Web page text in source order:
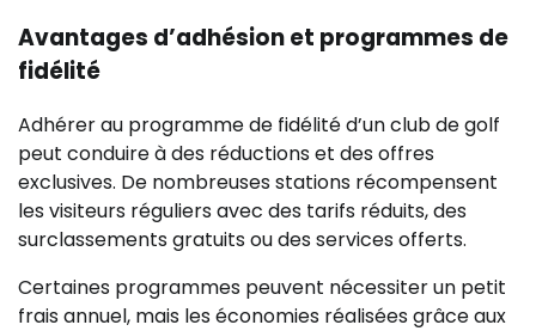
Avantages d’adhésion et programmes de
fidélité
Adhérer au programme de fidélité d’un club de golf
peut conduire à des réductions et des offres
exclusives. De nombreuses stations récompensent
les visiteurs réguliers avec des tarifs réduits, des
surclassements gratuits ou des services offerts.
Certaines programmes peuvent nécessiter un petit
frais annuel, mais les économies réalisées grâce aux